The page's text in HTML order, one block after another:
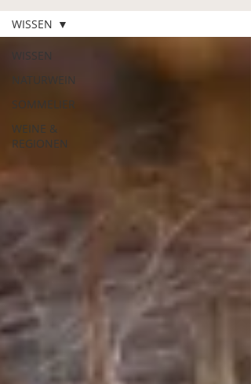
WISSEN
NATURWEIN
SOMMELIER
WEINE &
REGIONEN
WISSEN